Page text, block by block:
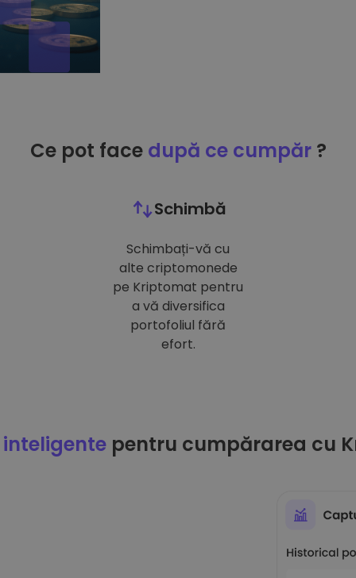
Ce pot face după ce cumpăr?
Schimbă
Schimbați-vă cu
alte criptomonede
pe Kriptomat pentru
a vă diversifica
portofoliul fără
efort.
pentru cumpărarea cu